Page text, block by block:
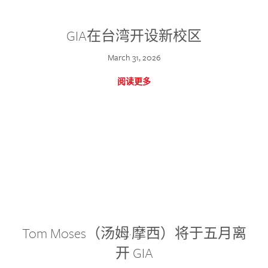
GIA在台湾开设新校区
March 31, 2026
阅读更多
Tom Moses（汤姆·摩西）将于五月离
开 GIA